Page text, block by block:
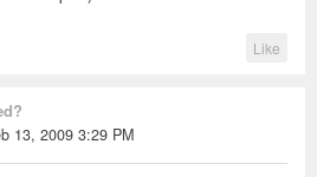
Like
13, 2009 3:29 PM